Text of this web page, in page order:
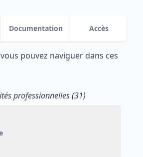
Documentation Accès
pouvez naviguer dans ces
professionnelles (31)